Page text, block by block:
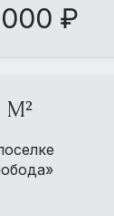
₽
М²